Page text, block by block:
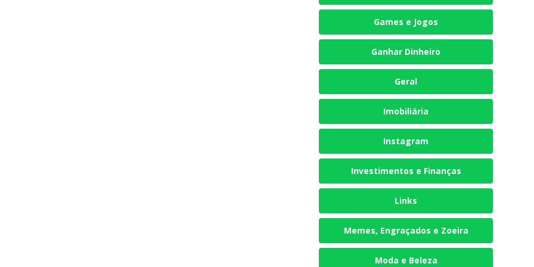
Games e Jogos
Ganhar Dinheiro
Geral
Imobiliária
Instagram
Investimentos e Finanças
Links
Memes, Engraçados e Zoeira
Moda e Beleza